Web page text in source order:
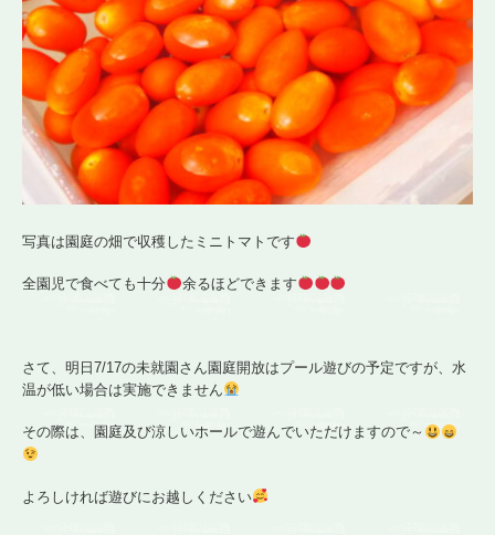
写真は園庭の畑で収穫したミニトマトです
全園児で食べても十分 余るほどできます
さて、明日7/17の未就園さん園庭開放はプール遊びの予定ですが、水
温が低い場合は実施できません
その際は、園庭及び涼しいホールで遊んでいただけますので～
よろしければ遊びにお越しください